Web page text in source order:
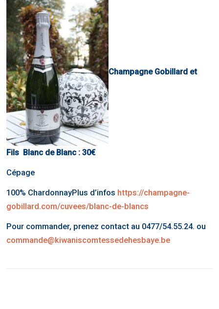
Champagne Gobillard et
Fils Blanc de Blanc : 30€
Cépage
100% ChardonnayPlus d’infos https://champagne-
gobillard.com/cuvees/blanc-de-blancs
Pour commander, prenez contact au 0477/54.55.24. ou
commande@kiwaniscomtessedehesbaye.be